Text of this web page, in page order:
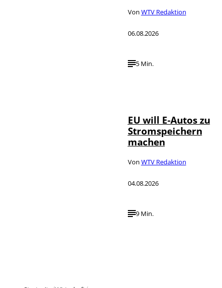
Von WTV Redaktion
06.08.2026
5 Min.
EU will E-Autos zu
Stromspeichern
machen
Von WTV Redaktion
04.08.2026
9 Min.